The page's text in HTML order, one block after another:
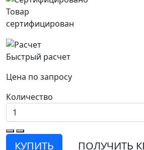
Товар
сертифицирован
Быстрый расчет
Цена по запросу
Количество
КУПИТЬ ПОЛУЧИТЬ